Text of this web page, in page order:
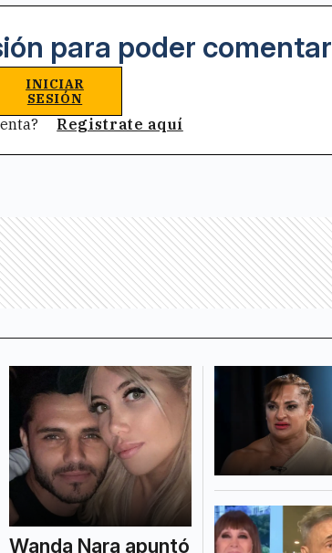
para poder comentar
INICIAR
SESIÓN
Registrate aquí
Wanda Nara apuntó